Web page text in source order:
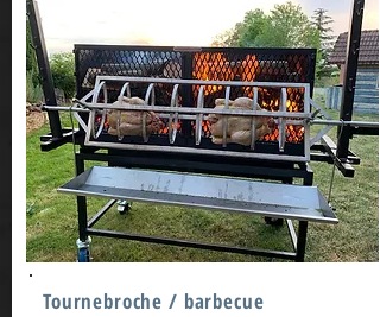
Tournebroche / barbecue